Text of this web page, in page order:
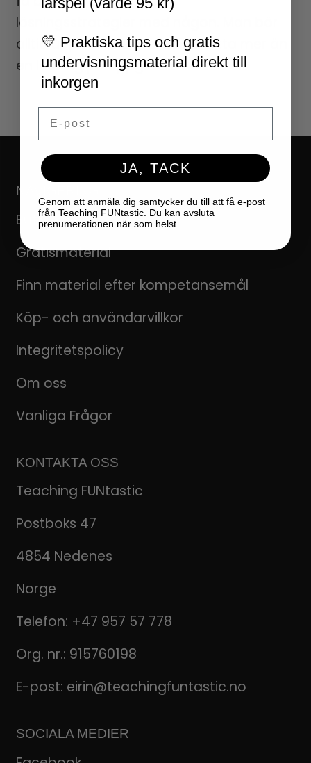
lösningsstrategier med någon. Man bör
alltid uppmana eleverna att hitta mer än
en lösning på uppgiften!
NAVIGERING
Butikk
Gratismaterial
Finn material efter kompetansemål
Köp- och användarvillkor
Integritetspolicy
Om oss
Vanliga Frågor
KONTAKTA OSS
Teaching FUNtastic
Postboks 47
4854 Nedenes
Norge
Telefon: +47 957 57 778
Org. nr.: 915760198
E-post: eirin@teachingfuntastic.no
SOCIALA MEDIER
💛 Praktiska tips och gratis
undervisningsmaterial direkt till
inkorgen
JA, TACK
Genom att anmäla dig samtycker du till att få e-post
från Teaching FUNtastic. Du kan avsluta
prenumerationen när som helst.